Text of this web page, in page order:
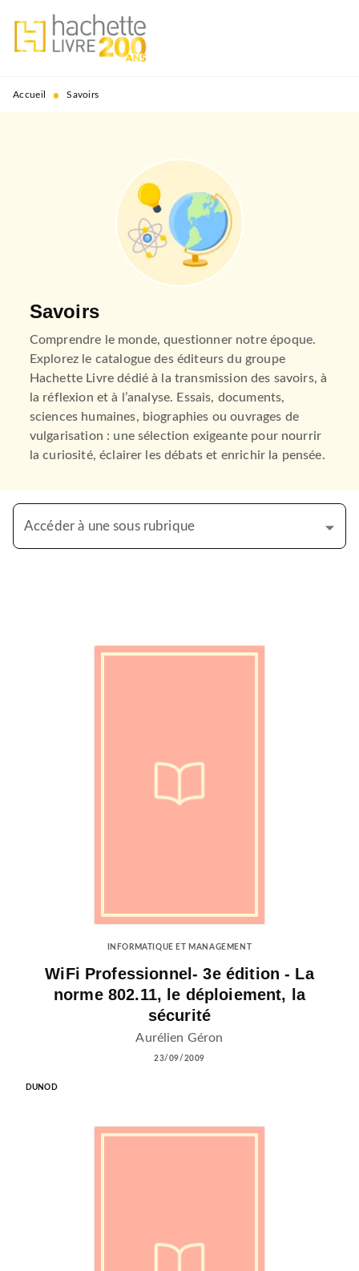
MENU RECHERCHE
PIED DE PAGE
Accueil • Savoirs
Savoirs
Comprendre le monde, questionner notre époque.
Explorez le catalogue des éditeurs du groupe
Hachette Livre dédié à la transmission des savoirs, à
la réflexion et à l’analyse. Essais, documents,
sciences humaines, biographies ou ouvrages de
vulgarisation : une sélection exigeante pour nourrir
la curiosité, éclairer les débats et enrichir la pensée.
Accéder à une sous rubrique
INFORMATIQUE ET MANAGEMENT
WiFi Professionnel- 3e édition - La
norme 802.11, le déploiement, la
sécurité
Aurélien Géron
23/09/2009
DUNOD